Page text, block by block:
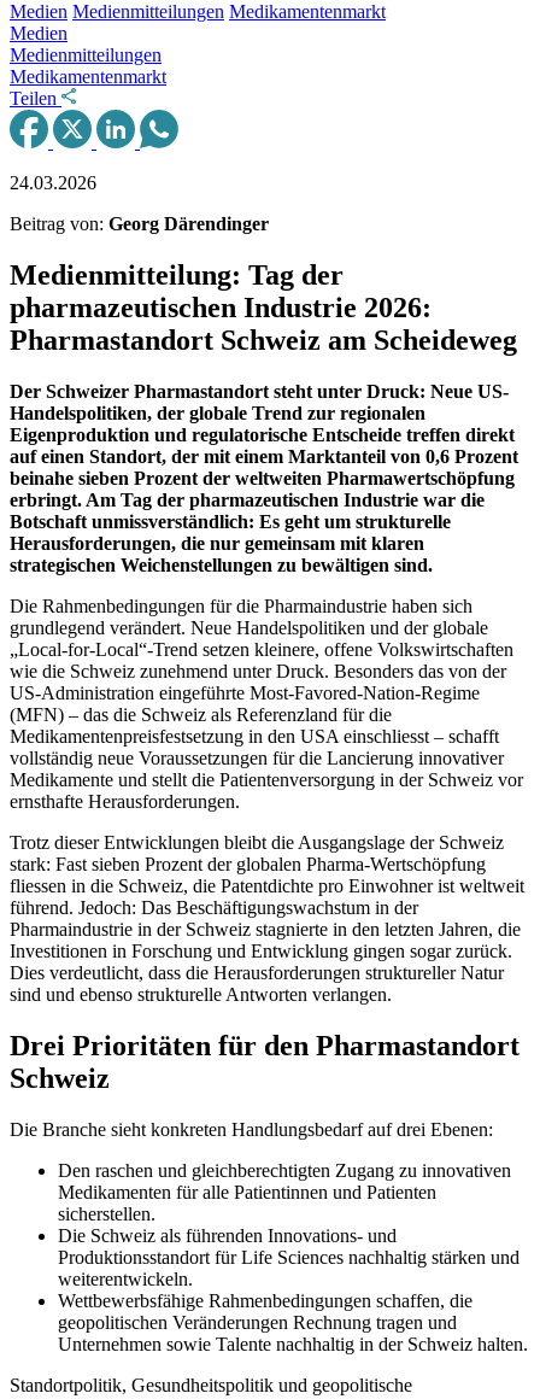
Medien Medienmitteilungen Medikamentenmarkt
Medien
Medienmitteilungen
Medikamentenmarkt
Teilen
24.03.2026
Beitrag von: Georg Därendinger
Medienmitteilung: Tag der
pharmazeutischen Industrie 2026:
Pharmastandort Schweiz am Scheideweg
Der Schweizer Pharmastandort steht unter Druck: Neue US-
Handelspolitiken, der globale Trend zur regionalen
Eigenproduktion und regulatorische Entscheide treffen direkt
auf einen Standort, der mit einem Marktanteil von 0,6 Prozent
beinahe sieben Prozent der weltweiten Pharmawertschöpfung
erbringt. Am Tag der pharmazeutischen Industrie war die
Botschaft unmissverständlich: Es geht um strukturelle
Herausforderungen, die nur gemeinsam mit klaren
strategischen Weichenstellungen zu bewältigen sind.
Die Rahmenbedingungen für die Pharmaindustrie haben sich
grundlegend verändert. Neue Handelspolitiken und der globale
„Local-for-Local“-Trend setzen kleinere, offene Volkswirtschaften
wie die Schweiz zunehmend unter Druck. Besonders das von der
US-Administration eingeführte Most-Favored-Nation-Regime
(MFN) – das die Schweiz als Referenzland für die
Medikamentenpreisfestsetzung in den USA einschliesst – schafft
vollständig neue Voraussetzungen für die Lancierung innovativer
Medikamente und stellt die Patientenversorgung in der Schweiz vor
ernsthafte Herausforderungen.
Trotz dieser Entwicklungen bleibt die Ausgangslage der Schweiz
stark: Fast sieben Prozent der globalen Pharma-Wertschöpfung
fliessen in die Schweiz, die Patentdichte pro Einwohner ist weltweit
führend. Jedoch: Das Beschäftigungswachstum in der
Pharmaindustrie in der Schweiz stagnierte in den letzten Jahren, die
Investitionen in Forschung und Entwicklung gingen sogar zurück.
Dies verdeutlicht, dass die Herausforderungen struktureller Natur
sind und ebenso strukturelle Antworten verlangen.
Drei Prioritäten für den Pharmastandort
Schweiz
Die Branche sieht konkreten Handlungsbedarf auf drei Ebenen:
Den raschen und gleichberechtigten Zugang zu innovativen
Medikamenten für alle Patientinnen und Patienten
sicherstellen.
Die Schweiz als führenden Innovations- und
Produktionsstandort für Life Sciences nachhaltig stärken und
weiterentwickeln.
Wettbewerbsfähige Rahmenbedingungen schaffen, die
geopolitischen Veränderungen Rechnung tragen und
Unternehmen sowie Talente nachhaltig in der Schweiz halten.
Standortpolitik, Gesundheitspolitik und geopolitische